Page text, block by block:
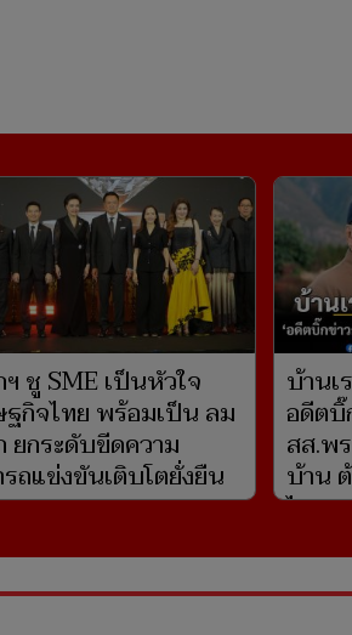
ชู SME เป็นหัวใจ
ฐกิจไทย พร้อมเป็น ลม
ยกระดับขีดความ
ถแข่งขันเติบโตยั่งยืน
บ้านเ
อดีตบิ๊
สส.พ
บ้าน
ไทย